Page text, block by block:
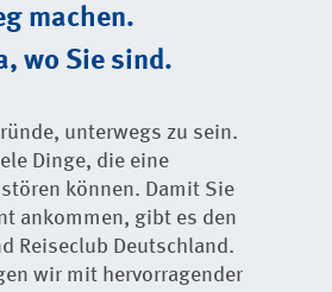
machen.
wo Sie sind.
unterwegs zu sein.
Dinge, die eine
können. Damit Sie
ankommen, gibt es den
Reiseclub Deutschland.
wir mit hervorragender